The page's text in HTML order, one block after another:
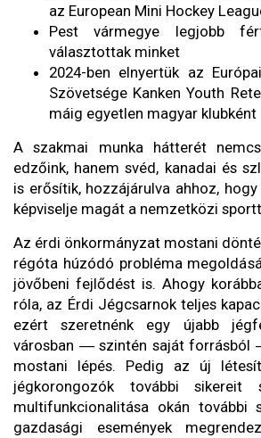
az European Mini Hockey
Pest vármegye legjobb
választottak minket
2024-ben elnyertük az
Szövetsége Kanken Youth
máig egyetlen magyar klubként
A szakmai munka hátterét
edzőink, hanem svéd, kanadai és
is erősítik, hozzájárulva ahhoz,
képviselje magát a nemzetközi
Az érdi önkormányzat mostani
régóta húzódó probléma
jövőbeni fejlődést is. Ahogy
róla, az Érdi Jégcsarnok teljes
ezért szeretnénk egy újabb
városban ― szintén saját forrásból
mostani lépés. Pedig az új
jégkorongozók további sikereit
multifunkcionalitása okán további
gazdasági események